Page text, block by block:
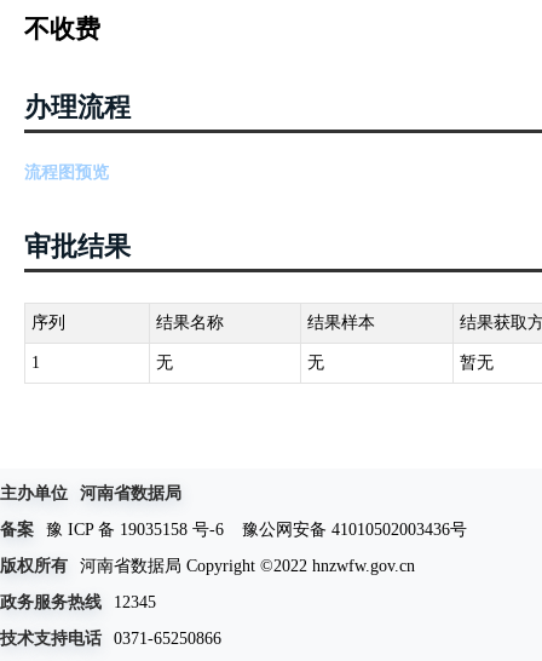
不收费
办理流程
流程图预览
审批结果
序列 结果名称 结果样本 结果获取
1 无 无 暂无
主办单位
河南省数据局
备案
豫 ICP 备 19035158 号-6
豫公网安备 41010502003436号
版权所有
河南省数据局 Copyright ©2022 hnzwfw.gov.cn
政务服务热线
12345
技术支持电话
0371-65250866